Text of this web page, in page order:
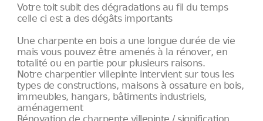
Votre toit subit des dégradations au fil du temps
celle ci est a des dégâts importants
Une charpente en bois a une longue durée de vie
mais vous pouvez être amenés à la rénover, en
totalité ou en partie pour plusieurs raisons.
Notre charpentier villepinte intervient sur tous les
types de constructions, maisons à ossature en bois,
immeubles, hangars, bâtiments industriels,
aménagement